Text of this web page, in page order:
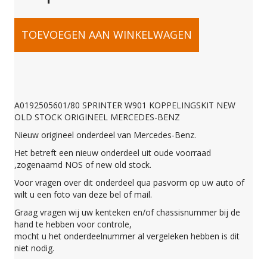
A0192505601/80
W901
KOPPELINGSKIT
NEW
OLD
STOCK
TOEVOEGEN AAN WINKELWAGEN
A0192505601/80 SPRINTER W901 KOPPELINGSKIT NEW
OLD STOCK ORIGINEEL MERCEDES-BENZ
Nieuw origineel onderdeel van Mercedes-Benz.
Het betreft een nieuw onderdeel uit oude voorraad
,zogenaamd NOS of new old stock.
Voor vragen over dit onderdeel qua pasvorm op uw auto of
wilt u een foto van deze bel of mail.
Graag vragen wij uw kenteken en/of chassisnummer bij de
hand te hebben voor controle,
mocht u het onderdeelnummer al vergeleken hebben is dit
niet nodig.